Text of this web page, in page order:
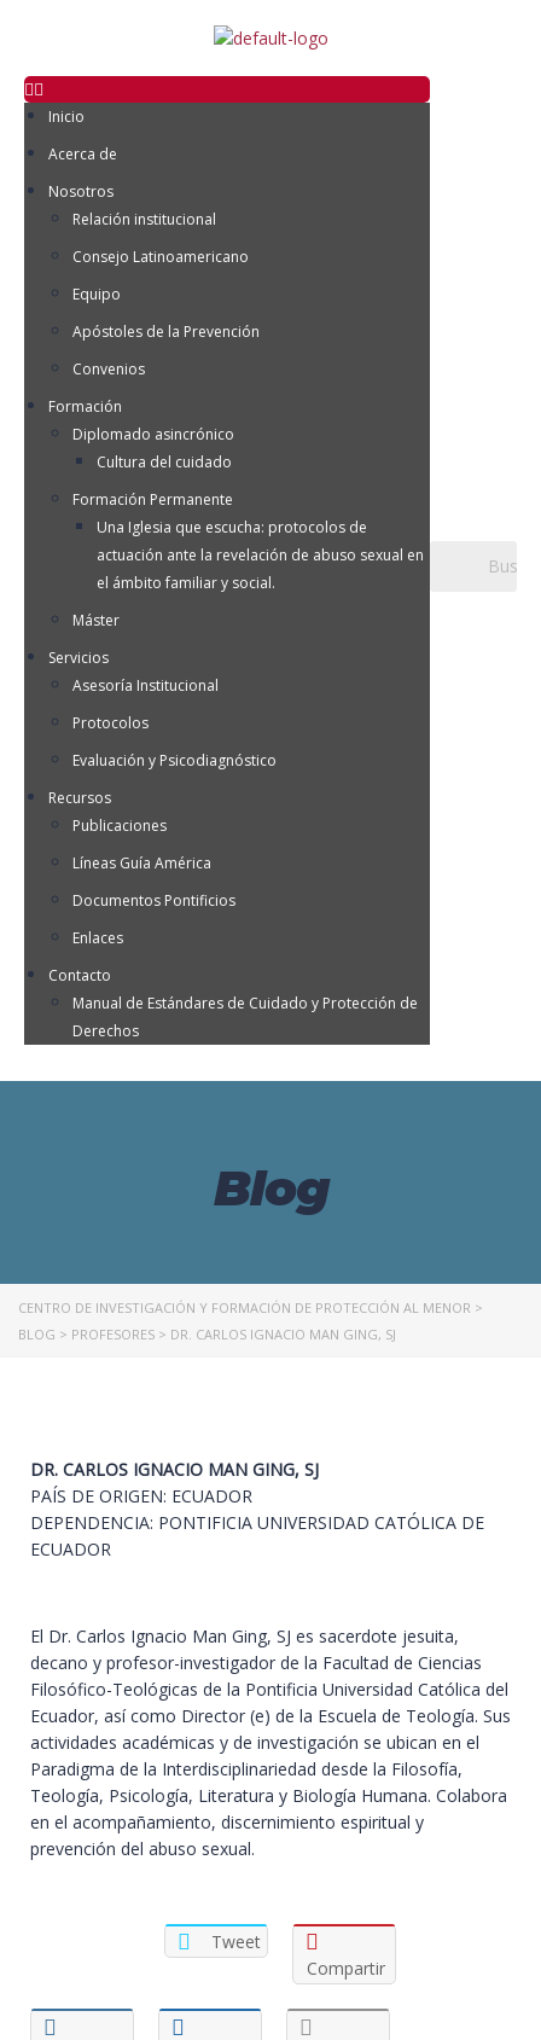
Inicio
Acerca de
Nosotros
Relación institucional
Consejo Latinoamericano
Equipo
Apóstoles de la Prevención
Convenios
Formación
Diplomado asincrónico
Cultura del cuidado
Formación Permanente
Una Iglesia que escucha: protocolos de
actuación ante la revelación de abuso sexual en
el ámbito familiar y social.
Máster
Servicios
Asesoría Institucional
Protocolos
Evaluación y Psicodiagnóstico
Recursos
Publicaciones
Líneas Guía América
Documentos Pontificios
Enlaces
Contacto
Manual de Estándares de Cuidado y Protección de
Derechos
Blog
CENTRO DE INVESTIGACIÓN Y FORMACIÓN DE PROTECCIÓN AL MENOR >
BLOG > PROFESORES > DR. CARLOS IGNACIO MAN GING, SJ
DR. CARLOS IGNACIO MAN GING, SJ
PAÍS DE ORIGEN: ECUADOR
DEPENDENCIA: PONTIFICIA UNIVERSIDAD CATÓLICA DE
ECUADOR
El Dr. Carlos Ignacio Man Ging, SJ es sacerdote jesuita,
decano y profesor-investigador de la Facultad de Ciencias
Filosófico-Teológicas de la Pontificia Universidad Católica del
Ecuador, así como Director (e) de la Escuela de Teología. Sus
actividades académicas y de investigación se ubican en el
Paradigma de la Interdisciplinariedad desde la Filosofía,
Teología, Psicología, Literatura y Biología Humana. Colabora
en el acompañamiento, discernimiento espiritual y
prevención del abuso sexual.
Tweet
Compartir